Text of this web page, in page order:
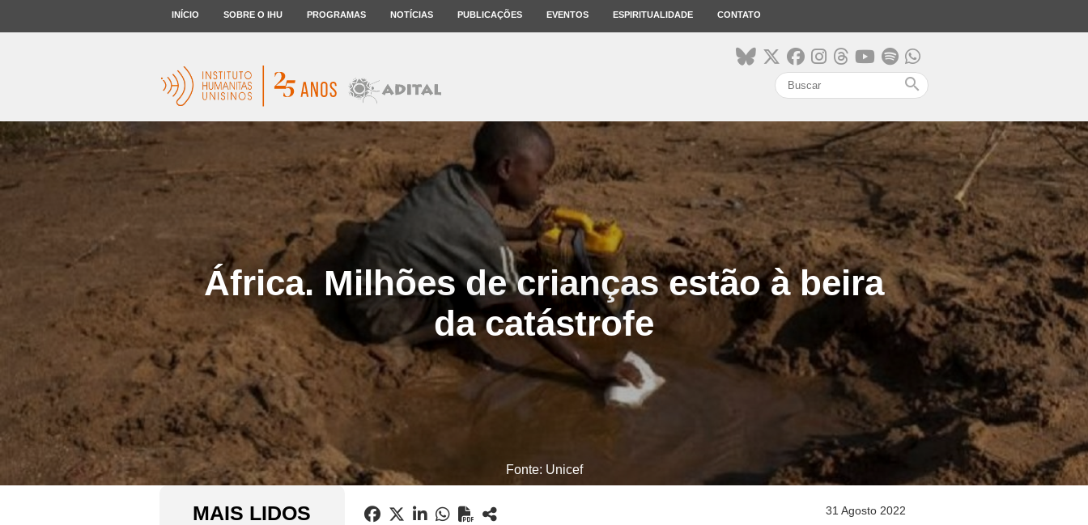
INÍCIO SOBRE O IHU PROGRAMAS NOTÍCIAS PUBLICAÇÕES EVENTOS ESPIRITUALIDADE CONTATO
search
África. Milhões de crianças estão à beira
da catástrofe
Fonte: Unicef
MAIS LIDOS 31 Agosto 2022